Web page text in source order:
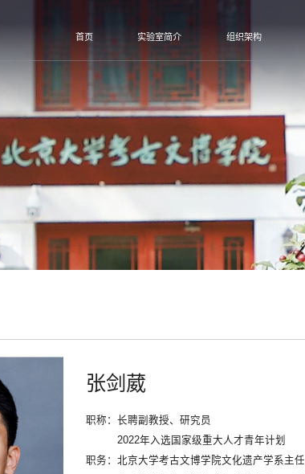
首页 实验室简介 组织架构
张剑葳
职称：长聘副教授、研究员
2022年入选国家级重大人才青年计划
职务：北京大学考古文博学院文化遗产学系主任